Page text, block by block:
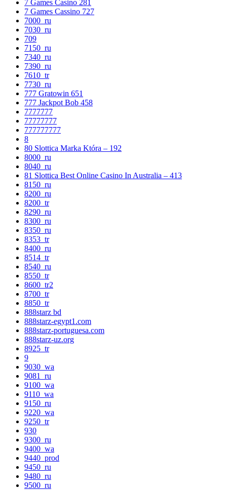
7 Games Casino 281
7 Games Cassino 727
7000_ru
7030_ru
709
7150_ru
7340_ru
7390_ru
7610_tr
7730_ru
777 Gratowin 651
777 Jackpot Bob 458
7777777
77777777
777777777
8
80 Slottica Marka Która – 192
8000_ru
8040_ru
81 Slottica Best Online Casino In Australia – 413
8150_ru
8200_ru
8200_tr
8290_ru
8300_ru
8350_ru
8353_tr
8400_ru
8514_tr
8540_ru
8550_tr
8600_tr2
8700_tr
8850_tr
888starz bd
888starz-egypt1.com
888starz-portuguesa.com
888starz-uz.org
8925_tr
9
9030_wa
9081_ru
9100_wa
9110_wa
9150_ru
9220_wa
9250_tr
930
9300_ru
9400_wa
9440_prod
9450_ru
9480_ru
9500_ru